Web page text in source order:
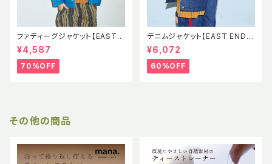
ファティーグジャケット【EAST E
ND HIGHLANDERS】EEH SS
Fatigue Jacket
¥4,587
70%OFF
デニムジャケット【EAST END H
IGHLANDERS】EEH Denim J
acket 児島デニム
¥6,072
60%OFF
その他の商品